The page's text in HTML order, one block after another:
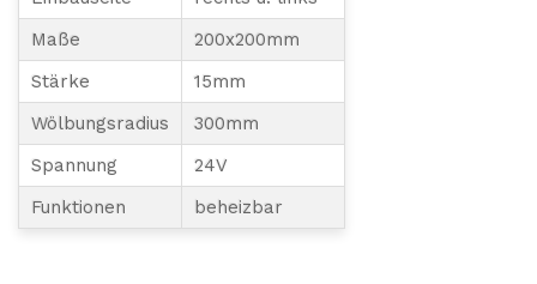
Maße
200x200mm
Stärke
15mm
Wölbungsradius
300mm
Spannung
24V
Funktionen
beheizbar